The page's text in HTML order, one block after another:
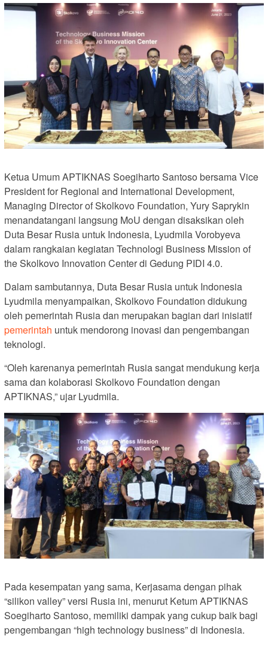
Ketua Umum APTIKNAS Soegiharto Santoso bersama Vice
President for Regional and International Development,
Managing Director of Skolkovo Foundation, Yury Saprykin
menandatangani langsung MoU dengan disaksikan oleh
Duta Besar Rusia untuk Indonesia, Lyudmila Vorobyeva
dalam rangkaian kegiatan Technologi Business Mission of
the Skolkovo Innovation Center di Gedung PIDI 4.0.
Dalam sambutannya, Duta Besar Rusia untuk Indonesia
Lyudmila menyampaikan, Skolkovo Foundation didukung
oleh pemerintah Rusia dan merupakan bagian dari inisiatif
pemerintah untuk mendorong inovasi dan pengembangan
teknologi.
“Oleh karenanya pemerintah Rusia sangat mendukung kerja
sama dan kolaborasi Skolkovo Foundation dengan
APTIKNAS,” ujar Lyudmila.
Pada kesempatan yang sama, Kerjasama dengan pihak
“silikon valley” versi Rusia ini, menurut Ketum APTIKNAS
Soegiharto Santoso, memiliki dampak yang cukup baik bagi
pengembangan “high technology business” di Indonesia.